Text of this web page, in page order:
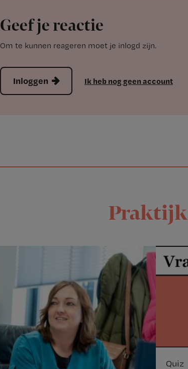
Geef je reactie
Om te kunnen reageren moet je inlogd zijn.
Inloggen Ik heb nog geen account
Praktijk
Quiz